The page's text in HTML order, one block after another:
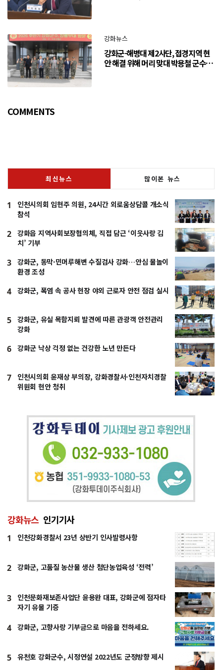
강화뉴스
강화군-해병대 제2사단, 접경지역 현
안 해결 위해 머리 맞대 박용철 군수
COMMENTS
최신뉴스 많이본 뉴스
1
인천시의회 임현주 의원, 24시간 외로움상담콜 개소식
참석
2
강화읍 지역사회보장협의체, 직접 담근 ‘이웃사랑 김
치’ 기부
3
강화군, 동막·민머루해변 수질검사 강화…안심 물놀이
환경 조성
4 강화군, 폭염 속 공사 현장 야외 근로자 안전 점검 실시
5
강화군, 유실 목함지뢰 발견에 따른 관광객 안전관리
강화
6 강화군 낙상 걱정 없는 건강한 노년 만든다
7
인천시의회 윤재상 부의장, 강화경찰서·인천자치경찰
위원회 현안 청취
강화뉴스 인기기사
1 인천강화경찰서 23년 상반기 인사발령사항
2 강화군, 고품질 농산물 생산 첨단농업육성 ‘전력’
3
인천문화재보존사업단 윤용완 대표, 강화군에 점자타
자기 유물 기증
4 강화군, 고향사랑 기부금으로 마음을 전하세요.
5 유천호 강화군수, 시정연설 2022년도 군정방향 제시